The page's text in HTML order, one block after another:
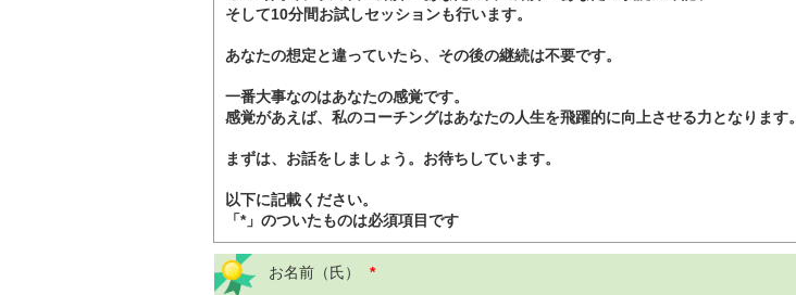
そして10分間お試しセッションも行います。
あなたの想定と違っていたら、その後の継続は不要です。
一番大事なのはあなたの感覚です。
感覚があえば、私のコーチングはあなたの人生を飛躍的に向上させる力となります。
まずは、お話をしましょう。お待ちしています。
以下に記載ください。
「*」のついたものは必須項目です
お名前（氏） *